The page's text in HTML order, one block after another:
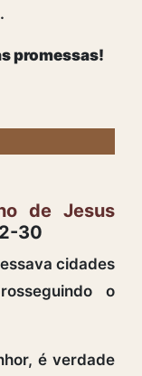
promessas!
de Jesus
30
cidades
o
é verdade